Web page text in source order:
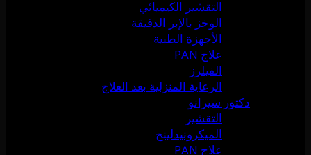
التقشير الكيميائي
الوخز بالإبر الدقيقة
الأجهزة الطبية
علاج PAN
الفيلرز
الرعاية المنزلية بعد العلاج
دكتور سيرانو
التقشير
الميكرونيدلينج
علاج PAN